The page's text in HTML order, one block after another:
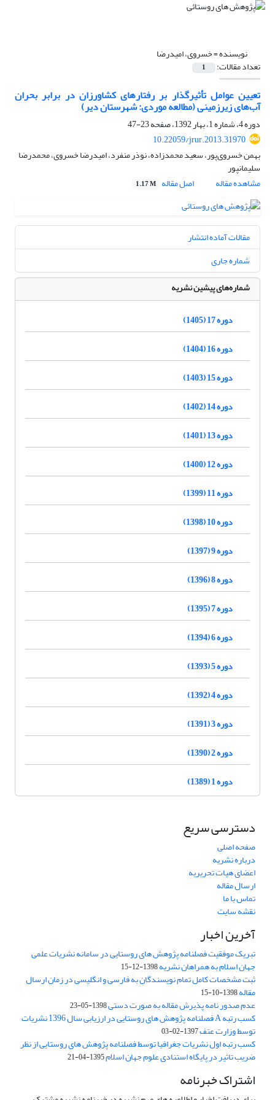
نویسنده =خسروی، امیدرضا
تعداد مقالات: 1
تعیین عوامل تأثیرگذار بر رفتارهای کشاورزان در برابر بحران
آب‌های زیرزمینی (مطالعه موردی: شهرستان دیر)
دوره 4، شماره 1، بهار 1392، صفحه
23-47
10.22059/jrur.2013.31970
بهمن خسروی‌پور، سعید محمدزاده، نوذر منفرد، امیدرضا خسروی، محمدرضا
سلیمانپور
مشاهده مقاله
اصل مقاله 1.17 M
مقالات آماده انتشار
شماره جاری
شماره‌های پیشین نشریه
دوره 17 (1405)
دوره 16 (1404)
دوره 15 (1403)
دوره 14 (1402)
دوره 13 (1401)
دوره 12 (1400)
دوره 11 (1399)
دوره 10 (1398)
دوره 9 (1397)
دوره 8 (1396)
دوره 7 (1395)
دوره 6 (1394)
دوره 5 (1393)
دوره 4 (1392)
دوره 3 (1391)
دوره 2 (1390)
دوره 1 (1389)
دسترسی سریع
صفحه اصلی
درباره نشریه
اعضای هیات تحریریه
ارسال مقاله
تماس با ما
نقشه سایت
آخرین اخبار
تبریک موفقیت فصلنامه پژوهش های روستایی در سامانه نشریات علمی
جهان اسلام به همراهان نشریه1398-12-15
ثبت مشخصات کامل تمام نویسندگان به فارسی و انگلیسی در زمان ارسال
مقاله1398-10-15
عدم صدور نامه پذیرش مقاله به صورت دستی1398-05-23
کسب رتبه A فصلنامه پژوهش های روستایی در ارزیابی سال 1396 نشریات
توسط وزارت عتف1397-02-03
کسب رتبه اول نشریات جغرافیا توسط فصلنامه پژوهش های روستایی از نظر
ضریب تاثیر در پایگاه استنادی علوم جهان اسلام1395-04-21
اشتراک خبرنامه